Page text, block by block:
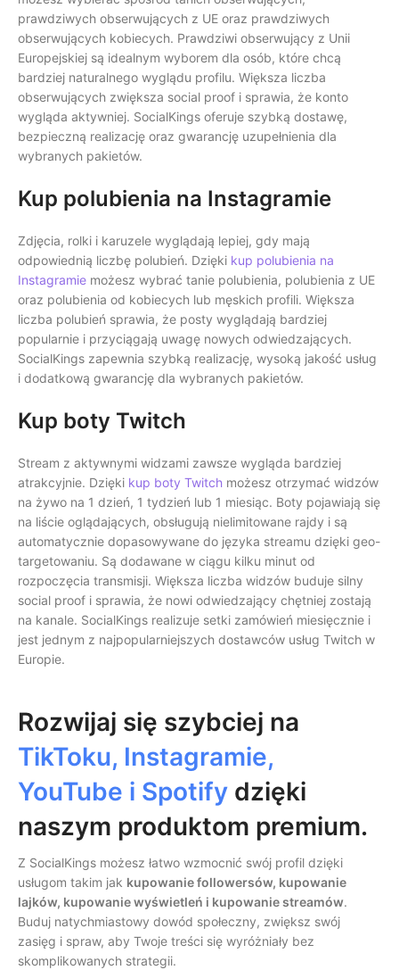
prawdziwych obserwujących z UE oraz prawdziwych
obserwujących kobiecych. Prawdziwi obserwujący z Unii
Europejskiej są idealnym wyborem dla osób, które chcą
bardziej naturalnego wyglądu profilu. Większa liczba
obserwujących zwiększa social proof i sprawia, że konto
wygląda aktywniej. SocialKings oferuje szybką dostawę,
bezpieczną realizację oraz gwarancję uzupełnienia dla
wybranych pakietów.
Kup polubienia na Instagramie
Zdjęcia, rolki i karuzele wyglądają lepiej, gdy mają
odpowiednią liczbę polubień. Dzięki kup polubienia na
Instagramie możesz wybrać tanie polubienia, polubienia z UE
oraz polubienia od kobiecych lub męskich profili. Większa
liczba polubień sprawia, że posty wyglądają bardziej
popularnie i przyciągają uwagę nowych odwiedzających.
SocialKings zapewnia szybką realizację, wysoką jakość usług
i dodatkową gwarancję dla wybranych pakietów.
Kup boty Twitch
Stream z aktywnymi widzami zawsze wygląda bardziej
atrakcyjnie. Dzięki kup boty Twitch możesz otrzymać widzów
na żywo na 1 dzień, 1 tydzień lub 1 miesiąc. Boty pojawiają się
na liście oglądających, obsługują nielimitowane rajdy i są
automatycznie dopasowywane do języka streamu dzięki geo-
targetowaniu. Są dodawane w ciągu kilku minut od
rozpoczęcia transmisji. Większa liczba widzów buduje silny
social proof i sprawia, że nowi odwiedzający chętniej zostają
na kanale. SocialKings realizuje setki zamówień miesięcznie i
jest jednym z najpopularniejszych dostawców usług Twitch w
Europie.
Rozwijaj się szybciej na
TikToku, Instagramie,
YouTube i Spotify dzięki
naszym produktom premium.
Z SocialKings możesz łatwo wzmocnić swój profil dzięki
usługom takim jak kupowanie followersów, kupowanie
lajków, kupowanie wyświetleń i kupowanie streamów.
Buduj natychmiastowy dowód społeczny, zwiększ swój
zasięg i spraw, aby Twoje treści się wyróżniały bez
skomplikowanych strategii.